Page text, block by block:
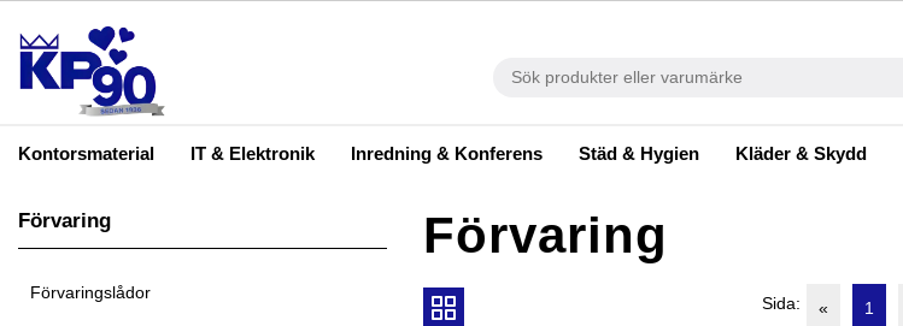
Kontorsmaterial IT & Elektronik Inredning & Konferens Städ & Hygien Kläder & Skydd
Förvaring
Förvaringslådor
Förvaring
Sida: « 1